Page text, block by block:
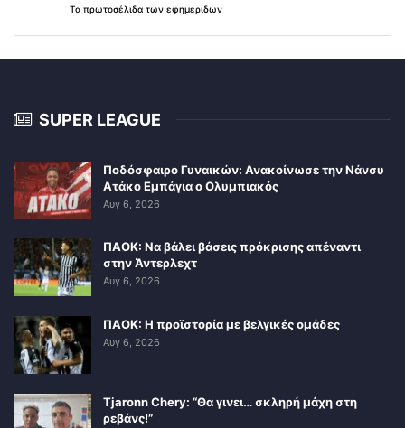
Τα πρωτοσέλιδα των εφημερίδων
SUPER LEAGUE
Ποδόσφαιρο Γυναικών: Ανακοίνωσε την Νάνσυ
Ατάκο Εμπάγια ο Ολυμπιακός
Αυγ 6, 2026
ΠΑΟΚ: Να βάλει βάσεις πρόκρισης απέναντι
στην Άντερλεχτ
Αυγ 6, 2026
ΠΑΟΚ: Η προϊστορία με βελγικές ομάδες
Αυγ 6, 2026
Tjaronn Chery: “Θα γινει… σκληρή μάχη στη
ρεβάνς!”